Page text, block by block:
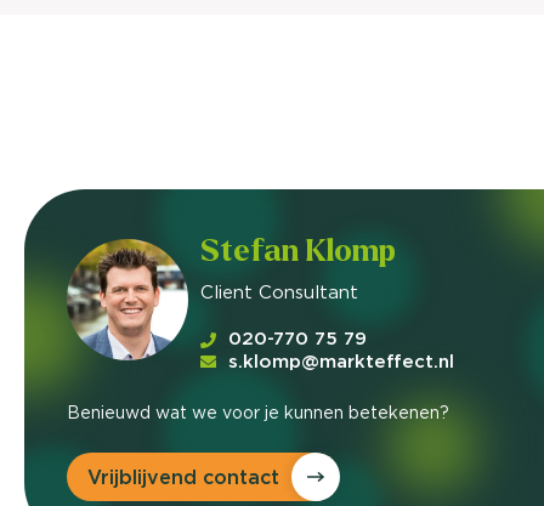
Stefan Klomp
Client Consultant
020-770 75 79
s.klomp@markteffect.nl
Benieuwd wat we voor je kunnen betekenen?
Vrijblijvend contact